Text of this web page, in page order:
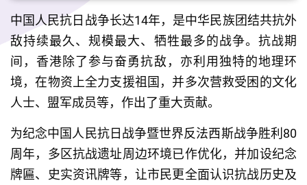
中国人民抗日战争长达14年，是中华民族团结共抗外
敌持续最久、规模最大、牺牲最多的战争。抗战期
间，香港除了参与奋勇抗敌，亦利用独特的地理环
境，在物资上全力支援祖国，并多次营救受困的文化
人士、盟军成员等，作出了重大贡献。
为纪念中国人民抗日战争暨世界反法西斯战争胜利80
周年，多区抗战遗址周边环境已作优化，并加设纪念
牌匾、史实资讯牌等，让市民更全面认识抗战历史及